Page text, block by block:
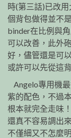
時(第三話)已改用
個背包做得並不
binder在比例與
可以改善，此外
好，儘管還是可
或許可以先從這
Angelo專用機
紫的配色，不過
根本就完全走味
還真不容易調出
不僅細又不怎麼